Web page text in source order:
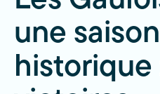
une saison
historique